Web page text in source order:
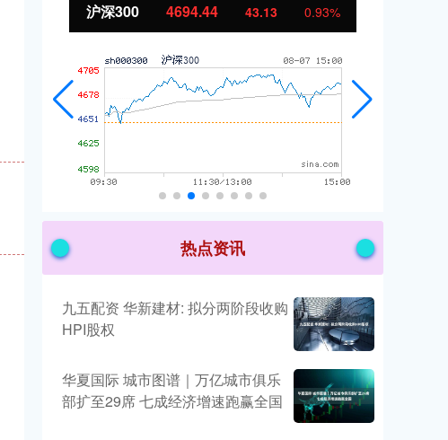
0.93% 北证50 1134.24
热点资讯
九五配资 华新建材: 拟分两阶段收购
HPI股权
华夏国际 城市图谱｜万亿城市俱乐
部扩至29席 七成经济增速跑赢全国